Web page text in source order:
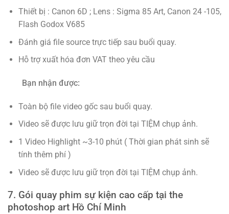
Thiết bị : Canon 6D ; Lens : Sigma 85 Art, Canon 24 -105,
Flash Godox V685
Đánh giá file source trực tiếp sau buổi quay.
Hỗ trợ xuất hóa đơn VAT theo yêu cầu
Bạn nhận được:
Toàn bộ file video gốc sau buổi quay.
Video sẽ được lưu giữ trọn đời tại TIỆM chụp ảnh.
1 Video Highlight ~3-10 phút ( Thời gian phát sinh sẽ
tính thêm phí )
Video sẽ được lưu giữ trọn đời tại TIỆM chụp ảnh.
7. Gói quay phim sự kiện cao cấp tại the
photoshop art Hồ Chí Minh